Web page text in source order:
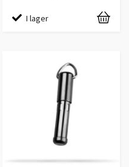
I lager